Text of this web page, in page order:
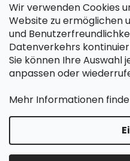
Wir verwenden Cookies
Website zu ermöglichen
und
Datenverkehrs
Sie können Ihre Auswahl
anpassen oder
Mehr Informationen